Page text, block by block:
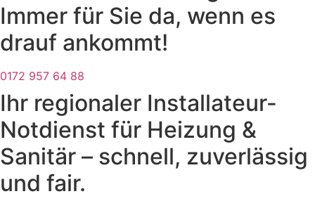
Immer für Sie da, wenn es
drauf ankommt!
0172 957 64 88
Ihr regionaler Installateur-
Notdienst für Heizung &
Sanitär – schnell, zuverlässig
und fair.